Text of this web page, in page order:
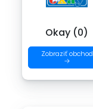
Okay (0)
Zobraziť obchod
→